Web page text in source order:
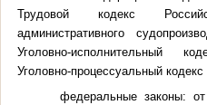
Трудовой кодекс
административного
Уголовно-исполнительный
Уголовно-процессуальный
федеральные законы: